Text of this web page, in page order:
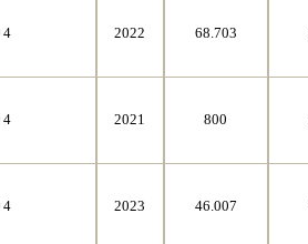
4 2022 68.703
4 2021 800
4 2023 46.007